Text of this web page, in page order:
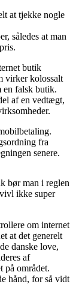
at tjekke nogle
således at man
butik
virker kolossalt
en falsk butik.
af en vedtægt,
fra
senere.
bør man i reglen
ikke super
om internet
at det generelt
danske love,
af
på området.
hånd, for så vidt